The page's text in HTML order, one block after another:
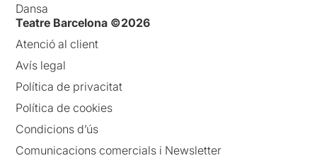
Dansa
Teatre Barcelona ©2026
Atenció al client
Avís legal
Política de privacitat
Política de cookies
Condicions d’ús
Comunicacions comercials i Newsletter